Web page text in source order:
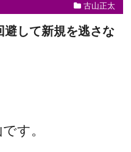
古山正太
避して新規を逃さな
す。